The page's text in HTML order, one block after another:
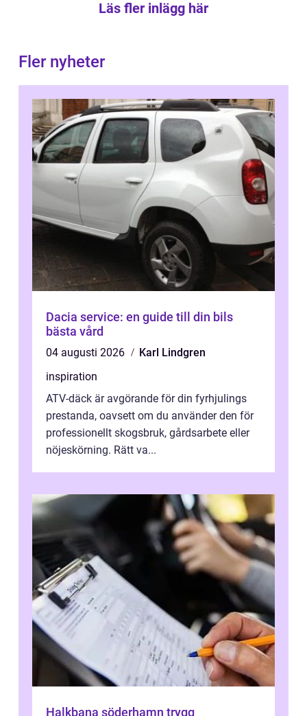
Läs fler inlägg här
Fler nyheter
Dacia service: en guide till din bils
bästa vård
04 augusti 2026
Karl Lindgren
inspiration
ATV-däck är avgörande för din fyrhjulings
prestanda, oavsett om du använder den för
professionellt skogsbruk, gårdsarbete eller
nöjeskörning. Rätt va...
Halkbana söderhamn trygg